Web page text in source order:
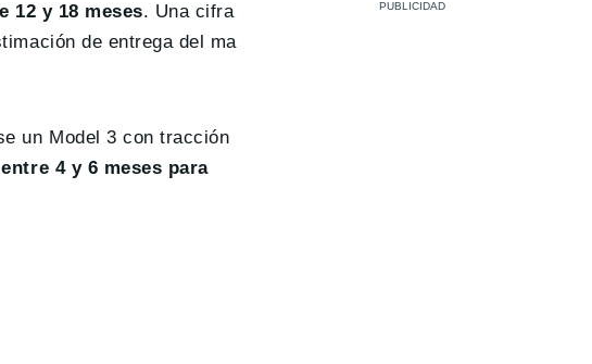
12 y 18 meses. Una cifra
de entrega del ma
un Model 3 con tracción
4 y 6 meses para